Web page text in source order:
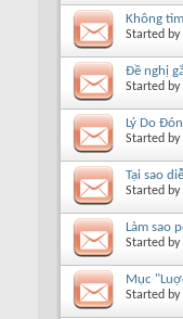
Không
Started by
Đề nghị
Started by
Lý Do
Started by
Tại sao
Started by
Làm sao
Started by
Mục
Started by